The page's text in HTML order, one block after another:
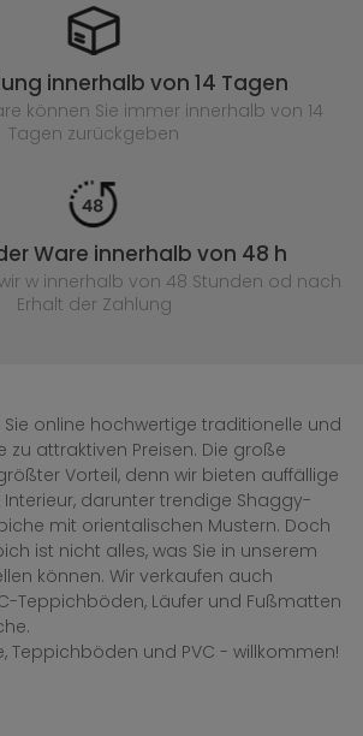
innerhalb von 14 Tagen
können Sie immer innerhalb von 14
Tagen zurückgeben
Ware innerhalb von 48 h
w innerhalb von 48 Stunden od nach
Erhalt der Zahlung
Sie online hochwertige traditionelle und
zu attraktiven Preisen. Die große
Vorteil, denn wir bieten auffällige
darunter trendige Shaggy-
mit orientalischen Mustern. Doch
ist nicht alles, was Sie in unserem
können. Wir verkaufen auch
Teppichböden, Läufer und Fußmatten
Teppichböden und PVC - willkommen!